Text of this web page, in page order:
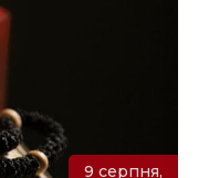
9 серпня,